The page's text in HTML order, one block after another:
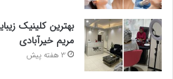
بهترین کلینیک
مریم خیرآبادی
3 هفته پیش